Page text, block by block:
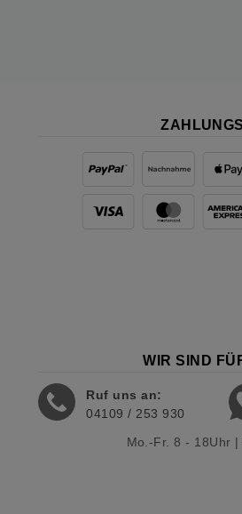
WIR SIND
Ruf uns an:
04109 / 253 930
Mo.-Fr. 8 - 18Uhr